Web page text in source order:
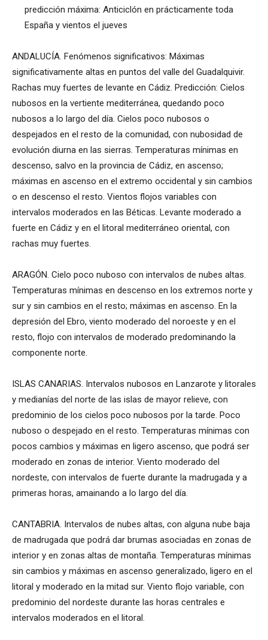
predicción máxima: Anticiclón en prácticamente toda
España y vientos el jueves
ANDALUCÍA. Fenómenos significativos: Máximas
significativamente altas en puntos del valle del Guadalquivir.
Rachas muy fuertes de levante en Cádiz. Predicción: Cielos
nubosos en la vertiente mediterránea, quedando poco
nubosos a lo largo del día. Cielos poco nubosos o
despejados en el resto de la comunidad, con nubosidad de
evolución diurna en las sierras. Temperaturas mínimas en
descenso, salvo en la provincia de Cádiz, en ascenso;
máximas en ascenso en el extremo occidental y sin cambios
o en descenso el resto. Vientos flojos variables con
intervalos moderados en las Béticas. Levante moderado a
fuerte en Cádiz y en el litoral mediterráneo oriental, con
rachas muy fuertes.
ARAGÓN. Cielo poco nuboso con intervalos de nubes altas.
Temperaturas mínimas en descenso en los extremos norte y
sur y sin cambios en el resto; máximas en ascenso. En la
depresión del Ebro, viento moderado del noroeste y en el
resto, flojo con intervalos de moderado predominando la
componente norte.
ISLAS CANARIAS. Intervalos nubosos en Lanzarote y litorales
y medianías del norte de las islas de mayor relieve, con
predominio de los cielos poco nubosos por la tarde. Poco
nuboso o despejado en el resto. Temperaturas mínimas con
pocos cambios y máximas en ligero ascenso, que podrá ser
moderado en zonas de interior. Viento moderado del
nordeste, con intervalos de fuerte durante la madrugada y a
primeras horas, amainando a lo largo del día.
CANTABRIA. Intervalos de nubes altas, con alguna nube baja
de madrugada que podrá dar brumas asociadas en zonas de
interior y en zonas altas de montaña. Temperaturas mínimas
sin cambios y máximas en ascenso generalizado, ligero en el
litoral y moderado en la mitad sur. Viento flojo variable, con
predominio del nordeste durante las horas centrales e
intervalos moderados en el litoral.